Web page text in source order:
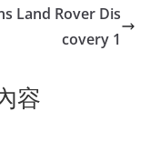
Land Rover Dis
covery 1
容